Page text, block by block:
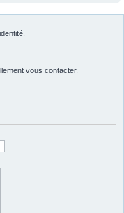
vous contacter.